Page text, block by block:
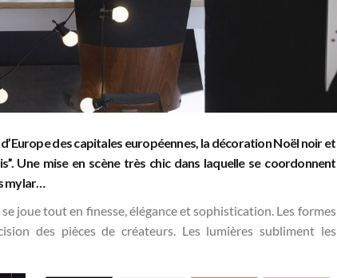
des capitales européennes, la décoration Noël noiret
Une mise en scène très chic dans laquelle se coordonnent
mylar…
joue tout en finesse, élégance et sophistication. Les formes
des pièces de créateurs. Les lumières subliment les